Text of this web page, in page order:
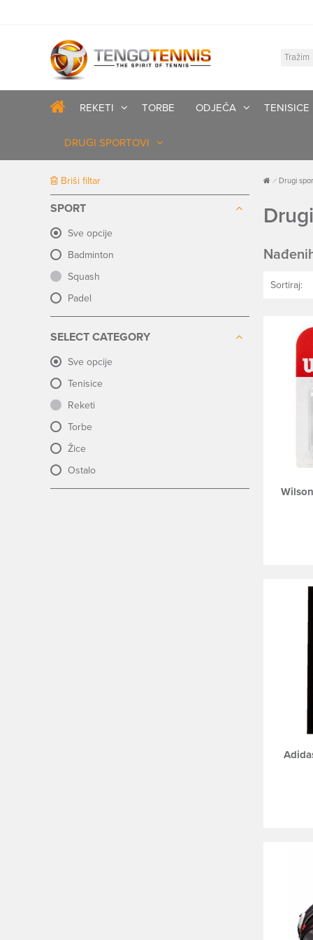
REKETI TORBE ODJEČA TENISICE
DRUGI SPORTOVI
Briši filtar
SPORT
Sve opcije
Badminton
Squash
Padel
SELECT CATEGORY
Sve opcije
Tenisice
Reketi
Torbe
Žice
Ostalo
Drugi
Sortiraj: